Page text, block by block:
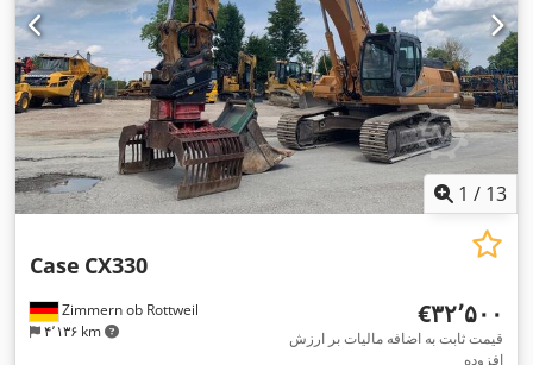
1 / 13
Zimmern ob Rottweil
۴٬۱۳۶ km
Case CX330
‎€۳۲٬۵۰۰
قیمت ثابت به اضافه مالیات بر ارزش
افزوده